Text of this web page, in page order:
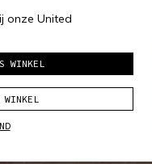
onze United
WINKEL